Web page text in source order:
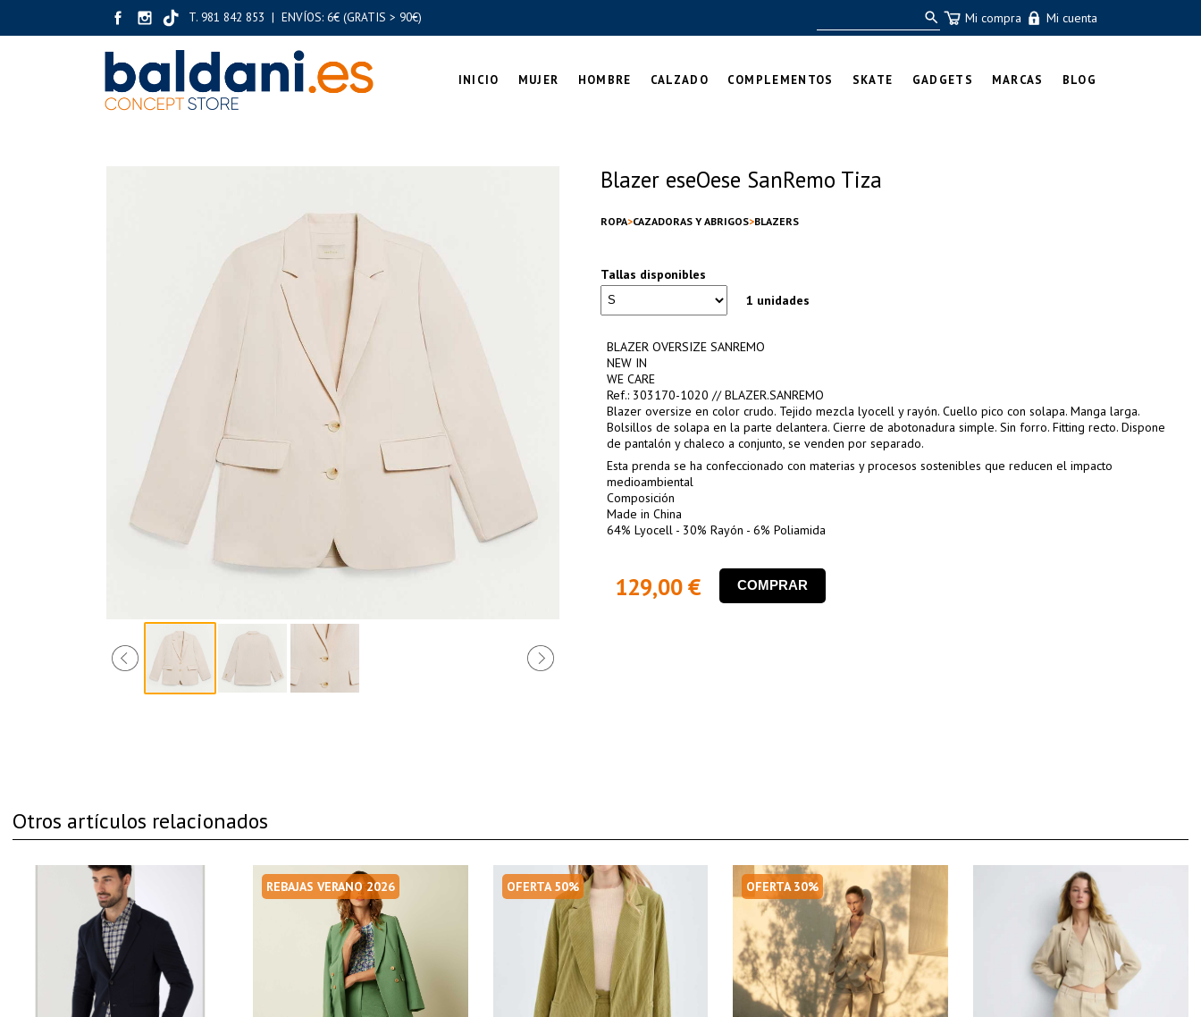
T. 981 842 853 | ENVÍOS: 6€ (GRATIS > 90€) Mi compra Mi cuenta
INICIO MUJER HOMBRE CALZADO COMPLEMENTOS SKATE GADGETS MARCAS BLOG
Blazer eseOese SanRemo Tiza
ROPA CAZADORAS Y ABRIGOS BLAZERS
Tallas disponibles
1 unidades
BLAZER OVERSIZE SANREMO
NEW IN
WE CARE
Ref.: 303170-1020 // BLAZER.SANREMO
Blazer oversize en color crudo. Tejido mezcla lyocell y rayón. Cuello pico con solapa. Manga larga.
Bolsillos de solapa en la parte delantera. Cierre de abotonadura simple. Sin forro. Fitting recto. Dispone
de pantalón y chaleco a conjunto, se venden por separado.
Esta prenda se ha confeccionado con materias y procesos sostenibles que reducen el impacto
medioambiental
Composición
Made in China
64% Lyocell - 30% Rayón - 6% Poliamida
129,00 € COMPRAR
Otros artículos relacionados
REBAJAS VERANO 2026 OFERTA 50% OFERTA 30%